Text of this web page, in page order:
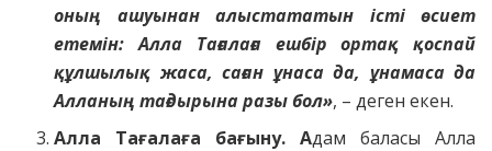
оның ашуынан алыстататын істі өсиет
етемін: Алла Тағалаға ешбір ортақ қоспай
құлшылық жаса, саған ұнаса да, ұнамаса да
Алланың тағдырына разы бол», – деген екен.
Алла Тағалаға бағыну. Адам баласы Алла